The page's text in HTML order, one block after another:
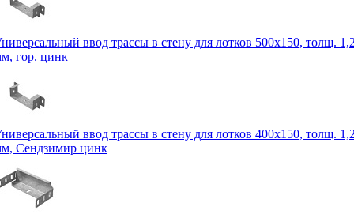
ввод трассы в стену для лотков 500х150, толщ.
гор. цинк
ввод трассы в стену для лотков 400х150, толщ.
Сендзимир цинк